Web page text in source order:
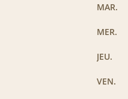
MAR.
MER.
JEU.
VEN.